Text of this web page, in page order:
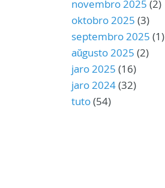
novembro 2025 (2)
oktobro 2025 (3)
septembro 2025 (1)
aŭgusto 2025 (2)
jaro 2025 (16)
jaro 2024(32)
tuto(54)